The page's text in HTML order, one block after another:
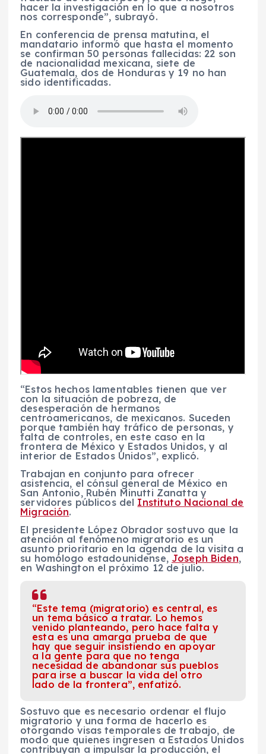
hacer la investigación en lo que a nosotros
nos corresponde”, subrayó.
En conferencia de prensa matutina, el
mandatario informó que hasta el momento
se confirman 50 personas fallecidas: 22 son
de nacionalidad mexicana, siete de
Guatemala, dos de Honduras y 19 no han
sido identificadas.
“Estos hechos lamentables tienen que ver
con la situación de pobreza, de
desesperación de hermanos
centroamericanos, de mexicanos. Suceden
porque también hay tráfico de personas, y
falta de controles, en este caso en la
frontera de México y Estados Unidos, y al
interior de Estados Unidos”, explicó.
Trabajan en conjunto para ofrecer
asistencia, el cónsul general de México en
San Antonio, Rubén Minutti Zanatta y
servidores públicos del Instituto Nacional de
Migración.
El presidente López Obrador sostuvo que la
atención al fenómeno migratorio es un
asunto prioritario en la agenda de la visita a
su homólogo estadounidense, Joseph Biden,
en Washington el próximo 12 de julio.
“Este tema (migratorio) es central, es
un tema básico a tratar. Lo hemos
venido planteando, pero hace falta y
esta es una amarga prueba de que
hay que seguir insistiendo en apoyar
a la gente para que no tenga
necesidad de abandonar sus pueblos
para irse a buscar la vida del otro
lado de la frontera”, enfatizó.
Sostuvo que es necesario ordenar el flujo
migratorio y una forma de hacerlo es
otorgando visas temporales de trabajo, de
modo que quienes ingresen a Estados Unidos
contribuyan a impulsar la producción, el